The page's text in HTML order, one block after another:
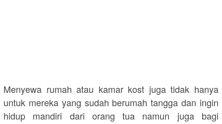
Menyewa rumah atau kamar kost juga tidak hanya
untuk mereka yang sudah berumah tangga dan ingin
hidup mandiri dari orang tua namun juga bagi